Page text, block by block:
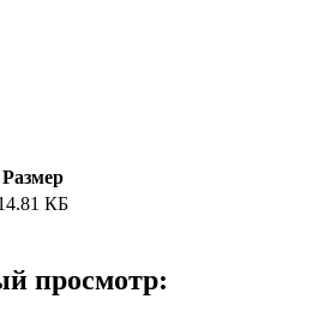
Размер
КБ
просмотр: